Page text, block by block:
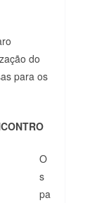
do
para os
O
s
pa